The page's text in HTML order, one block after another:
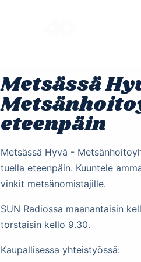
Metsässä
eteenpäin
Metsässä Hyvä -
tuella eteenpäin. Kuuntele
vinkit metsänomistajille.
SUN Radiossa maanantaisin
torstaisin kello 9.30.
Kaupallisessa yhteistyössä: